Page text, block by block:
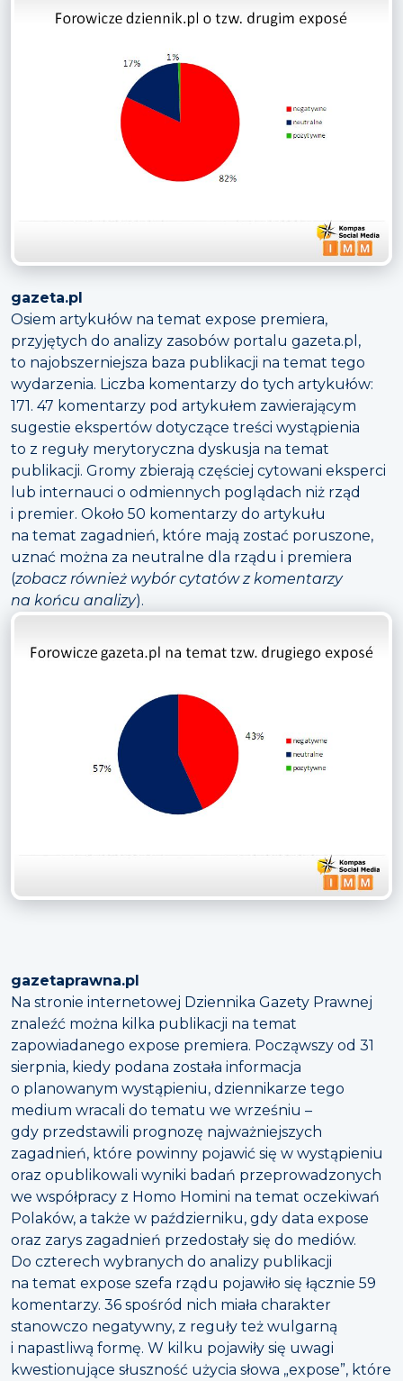
gazeta.pl
Osiem artykułów na temat expose premiera,
przyjętych do analizy zasobów portalu gazeta.pl,
to najobszerniejsza baza publikacji na temat tego
wydarzenia. Liczba komentarzy do tych artykułów:
171. 47 komentarzy pod artykułem zawierającym
sugestie ekspertów dotyczące treści wystąpienia
to z reguły merytoryczna dyskusja na temat
publikacji. Gromy zbierają częściej cytowani eksperci
lub internauci o odmiennych poglądach niż rząd
i premier. Około 50 komentarzy do artykułu
na temat zagadnień, które mają zostać poruszone,
uznać można za neutralne dla rządu i premiera
(zobacz również wybór cytatów z komentarzy
na końcu analizy).
gazetaprawna.pl
Na stronie internetowej Dziennika Gazety Prawnej
znaleźć można kilka publikacji na temat
zapowiadanego expose premiera. Począwszy od 31
sierpnia, kiedy podana została informacja
o planowanym wystąpieniu, dziennikarze tego
medium wracali do tematu we wrześniu –
gdy przedstawili prognozę najważniejszych
zagadnień, które powinny pojawić się w wystąpieniu
oraz opublikowali wyniki badań przeprowadzonych
we współpracy z Homo Homini na temat oczekiwań
Polaków, a także w październiku, gdy data expose
oraz zarys zagadnień przedostały się do mediów.
Do czterech wybranych do analizy publikacji
na temat expose szefa rządu pojawiło się łącznie 59
komentarzy. 36 spośród nich miała charakter
stanowczo negatywny, z reguły też wulgarną
i napastliwą formę. W kilku pojawiły się uwagi
kwestionujące słuszność użycia słowa „expose”, które